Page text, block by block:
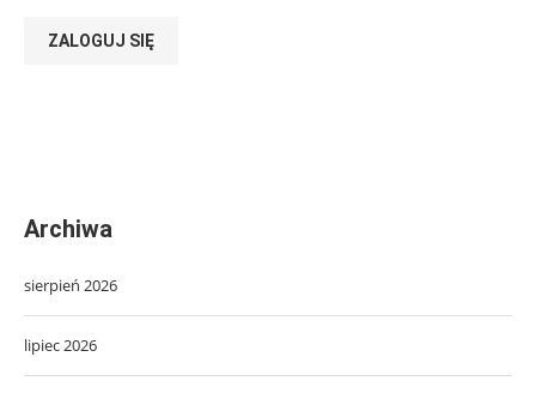
ZALOGUJ SIĘ
Archiwa
sierpień 2026
lipiec 2026